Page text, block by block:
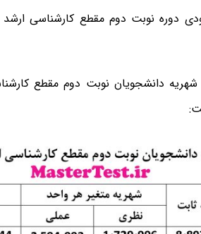
دانشجویان نوبت دوم مقطع